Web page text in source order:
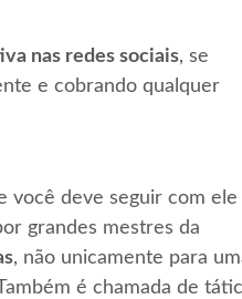
nas redes sociais, se
e cobrando qualquer
você deve seguir com ele
grandes mestres da
, não unicamente para
é chamada de